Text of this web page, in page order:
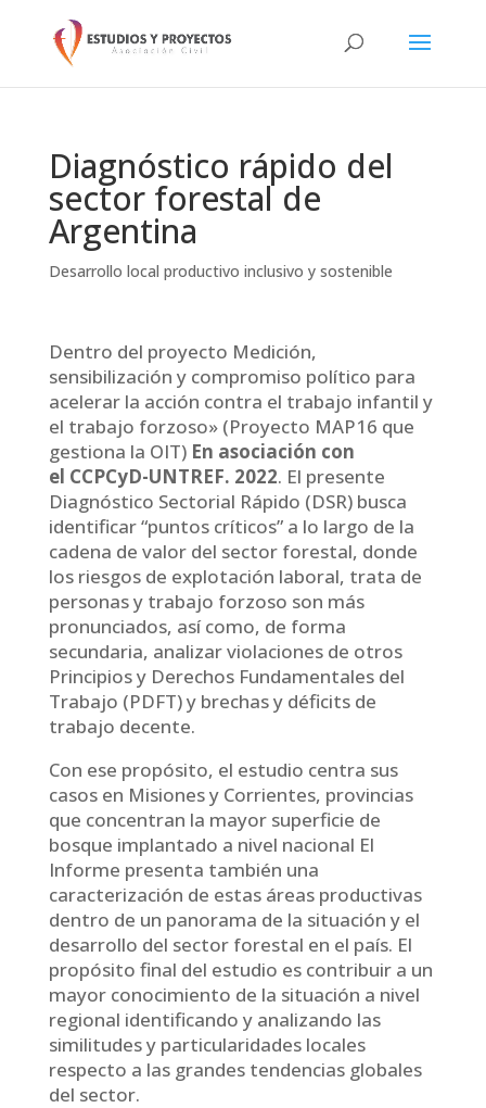
Diagnóstico rápido del
sector forestal de
Argentina
Desarrollo local productivo inclusivo y sostenible
Dentro del proyecto Medición,
sensibilización y compromiso político para
acelerar la acción contra el trabajo infantil y
el trabajo forzoso» (Proyecto MAP16 que
gestiona la OIT) En asociación con
el CCPCyD-UNTREF. 2022. El presente
Diagnóstico Sectorial Rápido (DSR) busca
identificar “puntos críticos” a lo largo de la
cadena de valor del sector forestal, donde
los riesgos de explotación laboral, trata de
personas y trabajo forzoso son más
pronunciados, así como, de forma
secundaria, analizar violaciones de otros
Principios y Derechos Fundamentales del
Trabajo (PDFT) y brechas y déficits de
trabajo decente.
Con ese propósito, el estudio centra sus
casos en Misiones y Corrientes, provincias
que concentran la mayor superficie de
bosque implantado a nivel nacional El
Informe presenta también una
caracterización de estas áreas productivas
dentro de un panorama de la situación y el
desarrollo del sector forestal en el país. El
propósito final del estudio es contribuir a un
mayor conocimiento de la situación a nivel
regional identificando y analizando las
similitudes y particularidades locales
respecto a las grandes tendencias globales
del sector.